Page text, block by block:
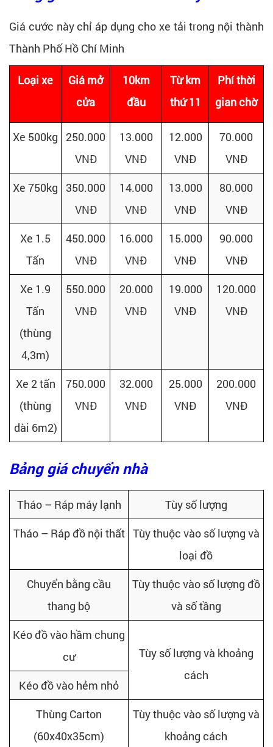
Giá cước này chỉ áp dụng cho xe tải trong nội thành
Thành Phố Hồ Chí Minh
Loại xe
Giá mở
cửa
10km
đầu
Từ km
thứ 11
Phí thời
gian chờ
Xe 500kg
250.000
VNĐ
13.000
VNĐ
12.000
VNĐ
70.000
VNĐ
Xe 750kg
350.000
VNĐ
14.000
VNĐ
13.000
VNĐ
80.000
VNĐ
Xe 1.5
Tấn
450.000
VNĐ
16.000
VNĐ
15.000
VNĐ
90.000
VNĐ
Xe 1.9
Tấn
(thùng
4,3m)
550.000
VNĐ
20.000
VNĐ
19.000
VNĐ
120.000
VNĐ
Xe 2 tấn
(thùng
dài 6m2)
750.000
VNĐ
32.000
VNĐ
25.000
VNĐ
200.000
VNĐ
Bảng giá chuyển nhà
Tháo – Ráp máy lạnh
Tùy số lượng
Tháo – Ráp đồ nội thất Tùy thuộc vào số lượng và
loại đồ
Chuyển bằng cầu
thang bộ
Tùy thuộc vào số lượng đồ
và số tầng
Kéo đồ vào hầm chung
cư
Tùy số lượng và khoảng
cách
Kéo đồ vào hẻm nhỏ
Thùng Carton
(60x40x35cm)
Tùy thuộc vào số lượng và
khoảng cách